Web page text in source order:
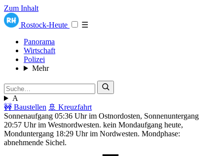
Zum Inhalt
Rostock-Heute
☰
Panorama
Wirtschaft
Polizei
Mehr
A
🚧 Baustellen 🚢 Kreuzfahrt
Sonnenaufgang 05:36 Uhr im Ostnordosten, Sonnenuntergang
20:57 Uhr im Westnordwesten. kein Mondaufgang heute,
Monduntergang 18:29 Uhr im Nordwesten. Mondphase:
abnehmende Sichel.